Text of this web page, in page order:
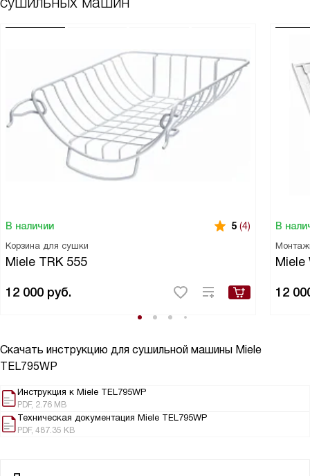
В наличии 5 (4)
Корзина для сушки
Miele TRK 555
12 000 руб.
В
Miele
12
Скачать инструкцию для сушильной машины Miele
TEL795WP
Инструкция к Miele TEL795WP
PDF, 2.76 MB
Техническая документация Miele TEL795WP
PDF, 487.35 KB